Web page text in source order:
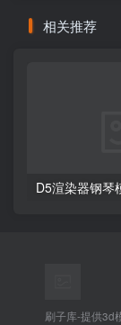
相关推荐
D5渲染器钢琴
刷子库-提供3d